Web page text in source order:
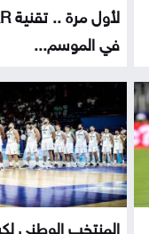
في الموسم...
المنتخب الوطني